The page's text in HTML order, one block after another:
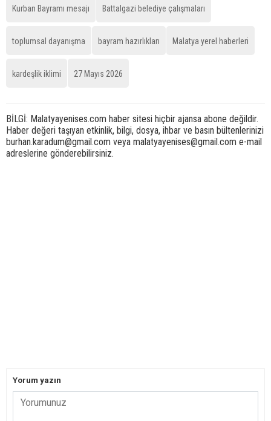
Kurban Bayramı mesajı Battalgazi belediye çalışmaları
toplumsal dayanışma bayram hazırlıkları Malatya yerel haberleri
kardeşlik iklimi 27 Mayıs 2026
BİLGİ: Malatyayenises.com haber sitesi hiçbir ajansa abone değildir.
Haber değeri taşıyan etkinlik, bilgi, dosya, ihbar ve basın bültenlerinizi
burhan.karadum@gmail.com veya malatyayenises@gmail.com e-mail
adreslerine gönderebilirsiniz.
Yorum yazın